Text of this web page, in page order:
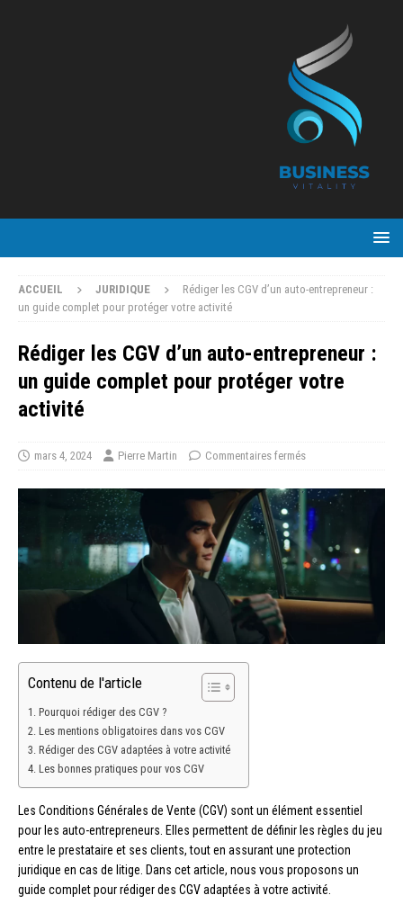
ACCUEIL JURIDIQUE
Rédiger les CGV d’un auto-entrepreneur :
un guide complet pour protéger votre activité
Rédiger les CGV d’un auto-entrepreneur :
un guide complet pour protéger votre
activité
mars 4, 2024 Pierre Martin Commentaires fermés
Contenu de l'article
Pourquoi rédiger des CGV ?
Les mentions obligatoires dans vos CGV
Rédiger des CGV adaptées à votre activité
Les bonnes pratiques pour vos CGV
Les Conditions Générales de Vente (CGV) sont un élément essentiel
pour les auto-entrepreneurs. Elles permettent de définir les règles du jeu
entre le prestataire et ses clients, tout en assurant une protection
juridique en cas de litige. Dans cet article, nous vous proposons un
guide complet pour rédiger des CGV adaptées à votre activité.